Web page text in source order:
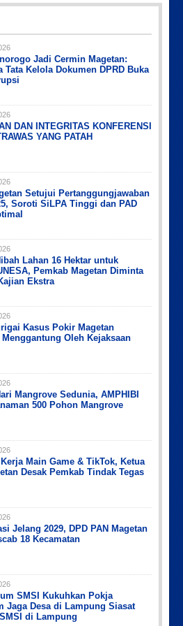
04-10_00-36-15-097
04-12_12-24-51-034
12-12.53.38
WA0043
Jadi Cermin Magetan:
Tata Kelola Dokumen DPRD Buka
DAN INTEGRITAS KONFERENSI
YANG PATAH
Setujui Pertanggungjawaban
Soroti SiLPA Tinggi dan PAD
Lahan 16 Hektar untuk
Pemkab Magetan Diminta
Ekstra
Kasus Pokir Magetan
Menggantung Oleh Kejaksaan
Mangrove Sedunia, AMPHIBI
500 Pohon Mangrove
Main Game & TikTok, Ketua
Desak Pemkab Tindak Tegas
Jelang 2029, DPD PAN Magetan
18 Kecamatan
SMSI Kukuhkan Pokja
Jaga Desa di Lampung Siasat
di Lampung